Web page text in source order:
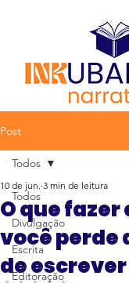
Post
Todos
Divulgação
Escrita
Editoração
Todos
O que
você perde
de escrever
10 de jun. 3 min de leitura